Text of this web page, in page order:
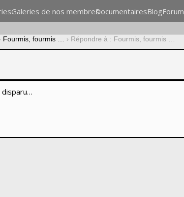
Galeries de nos membresDocumentairesBlogForum
Fourmis, fourmis … › Répondre à : Fourmis, fourmis …
disparu…